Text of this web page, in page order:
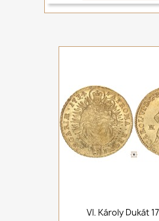
VI. Károly Dukát